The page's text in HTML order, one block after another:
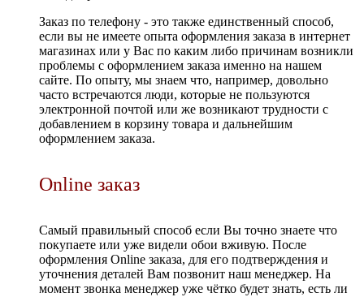
Заказ по телефону - это также единственный способ,
если вы не имеете опыта оформления заказа в интернет
магазинах или у Вас по каким либо причинам возникли
проблемы с оформлением заказа именно на нашем
сайте. По опыту, мы знаем что, например, довольно
часто встречаются люди, которые не пользуются
электронной почтой или же возникают трудности с
добавлением в корзину товара и дальнейшим
оформлением заказа.
Online заказ
Самый правильный способ если Вы точно знаете что
покупаете или уже видели обои вживую. После
оформления Online заказа, для его подтверждения и
уточнения деталей Вам позвонит наш менеджер. На
момент звонка менеджер уже чётко будет знать, есть ли